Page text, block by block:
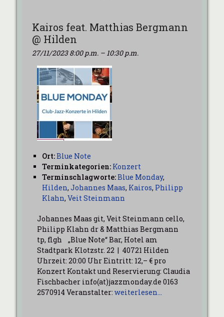
Kairos feat. Matthias Bergmann
@ Hilden
27/11/2023 8:00 p.m. – 10:30 p.m.
Ort:Blue Note
Terminkategorien: Konzert
Terminschlagworte:Blue Monday,
Hilden, Johannes Maas, Kairos, Philipp
Klahn, Veit Steinmann
Johannes Maas git, Veit Steinmann cello,
Philipp Klahn dr & Matthias Bergmann
tp, flgh „Blue Note“ Bar, Hotel am
Stadtpark Klotzstr. 22 | 40721 Hilden
Uhrzeit: 20:00 Uhr Eintritt: 12,– € pro
Konzert Kontakt und Reservierung: Claudia
Fischbacher info(at)jazzmonday.de 0163
2570914 Veranstalter: weiterlesen…